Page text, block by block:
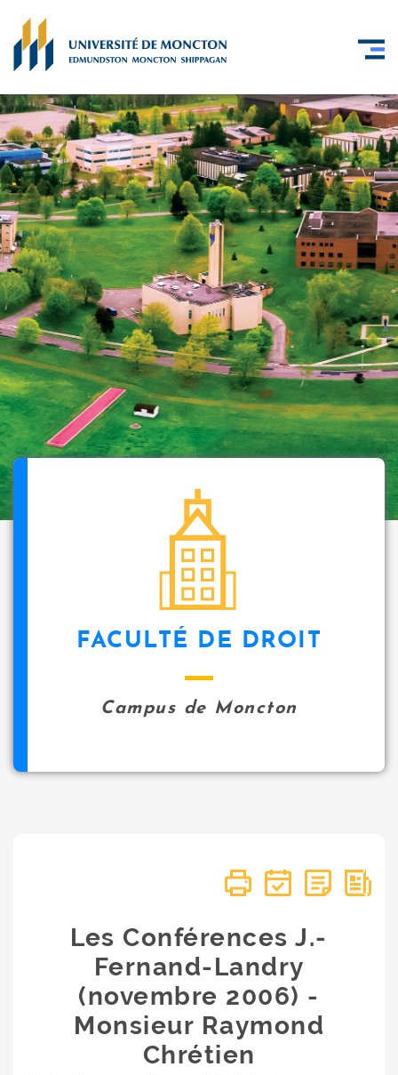
FACULTÉ DE DROIT
Campus de Moncton
Les Conférences J.-
Fernand-Landry
(novembre 2006) -
Monsieur Raymond
Chrétien